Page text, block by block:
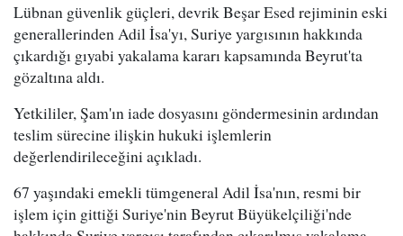
Lübnan güvenlik güçleri, devrik Beşar Esed rejiminin eski
generallerinden Adil İsa'yı, Suriye yargısının hakkında
çıkardığı gıyabi yakalama kararı kapsamında Beyrut'ta
gözaltına aldı.
Yetkililer, Şam'ın iade dosyasını göndermesinin ardından
teslim sürecine ilişkin hukuki işlemlerin
değerlendirileceğini açıkladı.
67 yaşındaki emekli tümgeneral Adil İsa'nın, resmi bir
işlem için gittiği Suriye'nin Beyrut Büyükelçiliği'nde